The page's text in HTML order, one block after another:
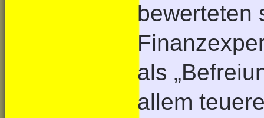
bewerteten
als
allem